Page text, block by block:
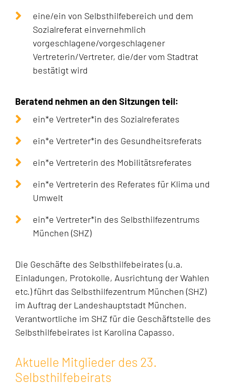
eine/ein von Selbsthilfebereich und dem
Sozialreferat einvernehmlich
vorgeschlagene/vorgeschlagener
Vertreterin/Vertreter, die/der vom Stadtrat
bestätigt wird
Beratend nehmen an den Sitzungen teil:
ein*e Vertreter*in des Sozialreferates
ein*e Vertreter*in des Gesundheitsreferats
ein*e Vertreterin des Mobilitätsreferates
ein*e Vertreterin des Referates für Klima und
Umwelt
ein*e Vertreter*in des Selbsthilfezentrums
München (SHZ)
Die Geschäfte des Selbsthilfebeirates (u.a.
Einladungen, Protokolle, Ausrichtung der Wahlen
etc.) führt das Selbsthilfezentrum München (SHZ)
im Auftrag der Landeshauptstadt München.
Verantwortliche im SHZ für die Geschäftstelle des
Selbsthilfebeirates ist Karolina Capasso.
Aktuelle Mitglieder des 23.
Selbsthilfebeirats